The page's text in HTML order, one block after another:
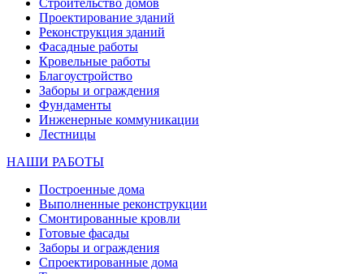
Проектирование зданий
Реконструкция зданий
Фасадные работы
Кровельные работы
Благоустройство
Заборы и ограждения
Фундаменты
Инженерные коммуникации
Лестницы
НАШИ РАБОТЫ
Построенные дома
Выполненные реконструкции
Смонтированные кровли
Готовые фасады
Заборы и ограждения
Спроектированные дома